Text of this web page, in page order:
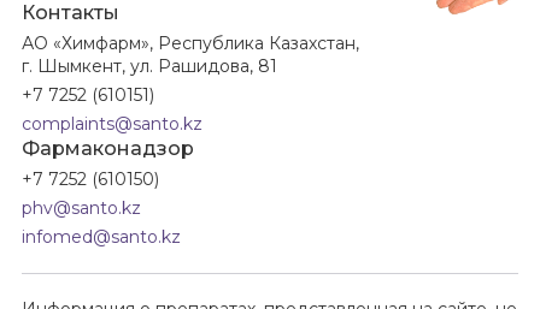
Контакты
АО «Химфарм», Республика Казахстан,
г. Шымкент, ул. Рашидова, 81
+7 7252 (610151)
complaints@santo.kz
Фармаконадзор
+7 7252 (610150)
phv@santo.kz
infomed@santo.kz